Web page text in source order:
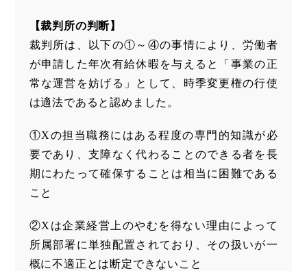
【裁判所の判断】
裁判所は、以下の①～④の事情により、労働者
が申請した年次有給休暇を与えると「事業の正
常な運営を妨げる」として、時季変更権の行使
は適法であると認めました。
①Xの担当職務にはある程度の専門的知識が必
要であり、支障なく代わることのできる者を長
期にわたって確保することは相当に困難である
こと
②Xは企業経営上のやむを得ない理由によって
所属部署に単独配置されており、その扱いが一
概に不適正とは断定できないこと